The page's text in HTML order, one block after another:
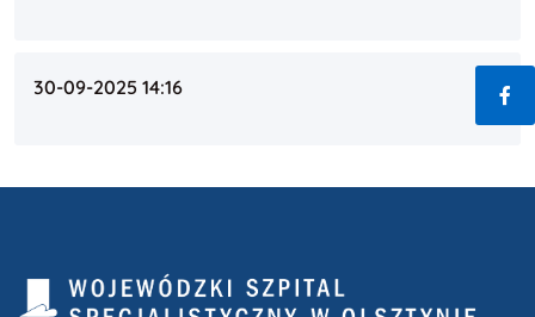
30-09-2025 14:16